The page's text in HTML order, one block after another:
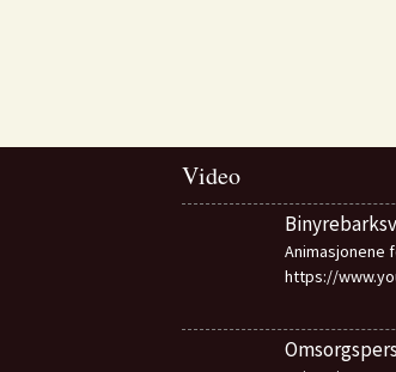
Video
Animasjonene
https://